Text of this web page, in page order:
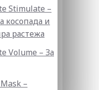
Stimulate –
косопада и
растежа
Volume – За
–